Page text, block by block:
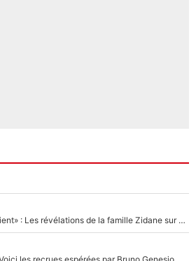
«Il est très heureux et impatient» : Les révélations de la famille Zidane sur sa prise de pouvoir en équipe de France !